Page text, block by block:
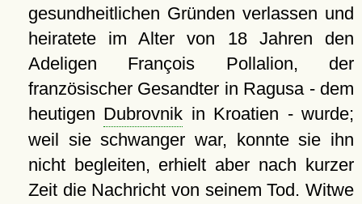
gesundheitlichen Gründen verlassen und
heiratete im Alter von 18 Jahren den
Adeligen François Pollalion, der
französischer Gesandter in Ragusa - dem
heutigen Dubrovnik in Kroatien - wurde;
weil sie schwanger war, konnte sie ihn
nicht begleiten, erhielt aber nach kurzer
Zeit die Nachricht von seinem Tod. Witwe